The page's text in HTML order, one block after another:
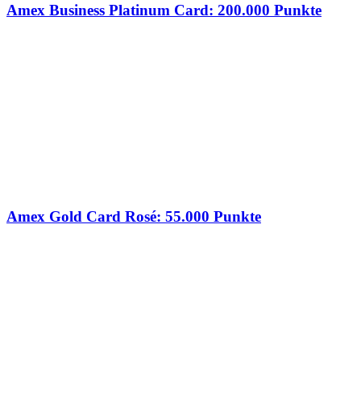
Amex Business Platinum Card: 200.000 Punkte
Amex Gold Card Rosé: 55.000 Punkte